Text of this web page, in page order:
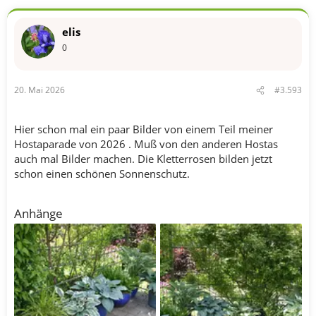
k
o
:
elis
0
20. Mai 2026 #3.593
Hier schon mal ein paar Bilder von einem Teil meiner
Hostaparade von 2026 . Muß von den anderen Hostas
auch mal Bilder machen. Die Kletterrosen bilden jetzt
schon einen schönen Sonnenschutz.
Anhänge